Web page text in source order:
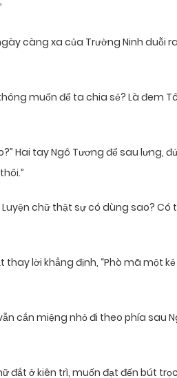
càng xa của Trường Ninh duỗi ra
muốn để ta chia sẻ? Là đem
Hai tay Ngô Tương để sau lưng,
Luyện chữ thật sự có dùng sao? Có
lời khẳng định, “Phò mã một
cắn miệng nhỏ đi theo phía sau
đắt ở kiên trì, muốn đạt đến bút